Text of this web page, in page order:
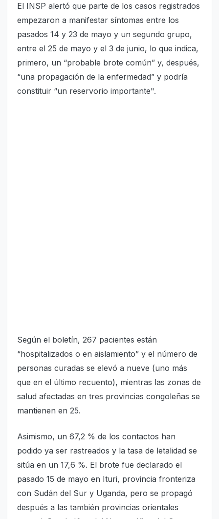
El INSP alertó que parte de los casos registrados
empezaron a manifestar síntomas entre los
pasados 14 y 23 de mayo y un segundo grupo,
entre el 25 de mayo y el 3 de junio, lo que indica,
primero, un “probable brote común” y, después,
“una propagación de la enfermedad” y podría
constituir “un reservorio importante".
Según el boletín, 267 pacientes están
“hospitalizados o en aislamiento” y el número de
personas curadas se elevó a nueve (uno más
que en el último recuento), mientras las zonas de
salud afectadas en tres provincias congoleñas se
mantienen en 25.
Asimismo, un 67,2 % de los contactos han
podido ya ser rastreados y la tasa de letalidad se
sitúa en un 17,6 %. El brote fue declarado el
pasado 15 de mayo en Ituri, provincia fronteriza
con Sudán del Sur y Uganda, pero se propagó
después a las también provincias orientales